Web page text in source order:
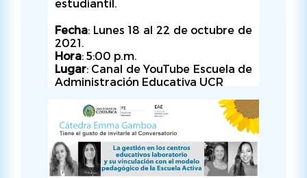
estudiantil.
Fecha: Lunes 18 al 22 de octubre de
2021.
Hora: 5:00 p.m.
Lugar: Canal de YouTube Escuela de
Administración Educativa UCR
Administración Educativa